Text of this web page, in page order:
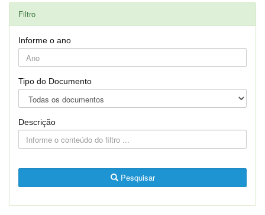
Filtro
Informe o ano
Tipo do Documento
Descrição
Pesquisar